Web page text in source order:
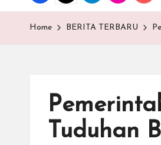
E
Home BERITA TERBARU
Tuduhan